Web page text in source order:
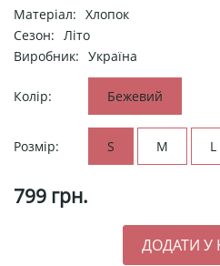
Матеріал: Хлопок
Сезон:
Літо
Виробник: Україна
Колір: Бежевий
Розмір: S M L
799 грн.